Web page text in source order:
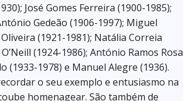
José Gomes Ferreira (1900-1985);
Gedeão (1906-1997); Miguel
(1921-1981); Natália Correia
(1924-1986); António Ramos Rosa
(1933-1978) e Manuel Alegre (1936).
o seu exemplo e entusiasmo na
homenagear. São também de